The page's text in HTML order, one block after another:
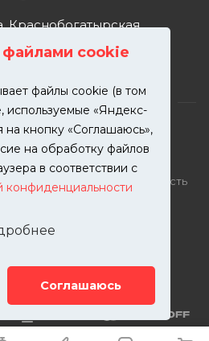
файлами cookie
файлы cookie (в том
используемые «Яндекс-
кнопку «Соглашаюсь»,
на обработку файлов
в соответствии с
конфиденциальности
Соглашаюсь
Краснобогатырская
ремонт и покраска
на сайте – собственность
Все права защищены.
8(499)-302-00-57